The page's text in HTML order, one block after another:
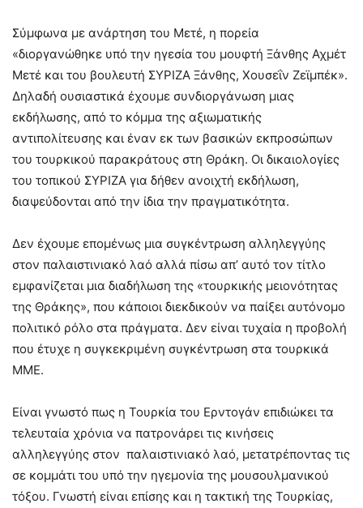
Σύμφωνα με ανάρτηση του Μετέ, η πορεία
«διοργανώθηκε υπό την ηγεσία του μουφτή Ξάνθης Αχμέτ
Μετέ και του βουλευτή ΣΥΡΙΖΑ Ξάνθης, Χουσεΐν Ζεϊμπέκ».
Δηλαδή ουσιαστικά έχουμε συνδιοργάνωση μιας
εκδήλωσης, από το κόμμα της αξιωματικής
αντιπολίτευσης και έναν εκ των βασικών εκπροσώπων
του τουρκικού παρακράτους στη Θράκη. Οι δικαιολογίες
του τοπικού ΣΥΡΙΖΑ για δήθεν ανοιχτή εκδήλωση,
διαψεύδονται από την ίδια την πραγματικότητα.
Δεν έχουμε επομένως μια συγκέντρωση αλληλεγγύης
στον παλαιστινιακό λαό αλλά πίσω απ’ αυτό τον τίτλο
εμφανίζεται μια διαδήλωση της «τουρκικής μειονότητας
της Θράκης», που κάποιοι διεκδικούν να παίξει αυτόνομο
πολιτικό ρόλο στα πράγματα. Δεν είναι τυχαία η προβολή
που έτυχε η συγκεκριμένη συγκέντρωση στα τουρκικά
ΜΜΕ.
Είναι γνωστό πως η Τουρκία του Ερντογάν επιδιώκει τα
τελευταία χρόνια να πατρονάρει τις κινήσεις
αλληλεγγύης στον παλαιστινιακό λαό, μετατρέποντας τις
σε κομμάτι του υπό την ηγεμονία της μουσουλμανικού
τόξου. Γνωστή είναι επίσης και η τακτική της Τουρκίας,